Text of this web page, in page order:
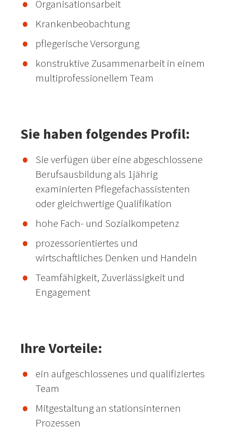
Organisationsarbeit
Krankenbeobachtung
pflegerische Versorgung
konstruktive Zusammenarbeit in einem
multiprofessionellem Team
Sie haben folgendes Profil:
Sie verfügen über eine abgeschlossene
Berufsausbildung als 1jährig
examinierten Pflegefachassistenten
oder gleichwertige Qualifikation
hohe Fach- und Sozialkompetenz
prozessorientiertes und
wirtschaftliches Denken und Handeln
Teamfähigkeit, Zuverlässigkeit und
Engagement
Ihre Vorteile:
ein aufgeschlossenes und qualifiziertes
Team
Mitgestaltung an stationsinternen
Prozessen